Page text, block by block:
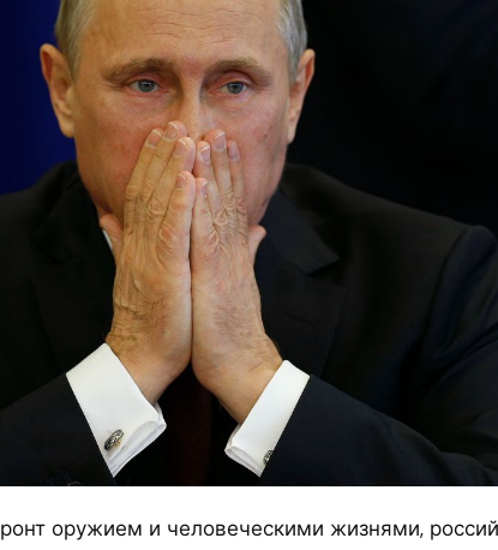
оружием и человеческими жизнями,